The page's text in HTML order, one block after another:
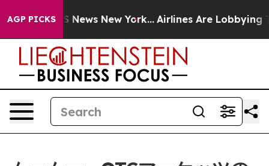
AGP PICKS
CBS News New York... Airlines Are Lobbying To